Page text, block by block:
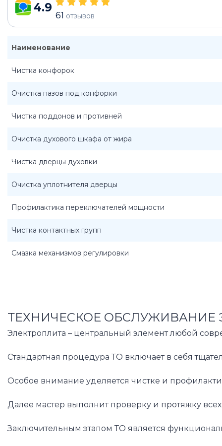
4.9
61 отзывов
Наименование
Чистка конфорок
Очистка пазов под конфорки
Чистка поддонов и противней
Очистка духового шкафа от жира
Чистка дверцы духовки
Очистка уплотнителя дверцы
Профилактика переключателей мощности
Чистка контактных групп
Смазка механизмов регулировки
ТЕХНИЧЕСКОЕ ОБСЛУЖИВАНИЕ
Электроплита – центральный элемент любой
Стандартная процедура ТО включает в себя
Особое внимание уделяется чистке и
Далее мастер выполнит проверку и протяжку
Заключительным этапом ТО является